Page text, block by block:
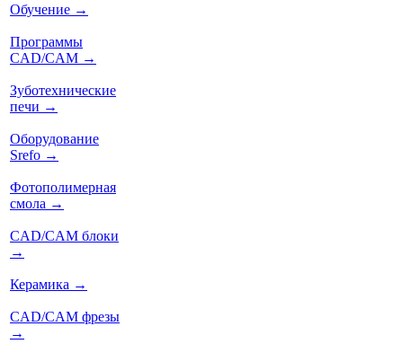
Обучение →
Программы
CAD/CAM →
Зуботехнические
печи →
Оборудование
Srefo →
Фотополимерная
смола →
CAD/CAM блоки
→
Керамика →
CAD/CAM фрезы
→